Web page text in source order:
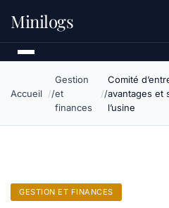
Minilogs
Accueil
Gestion
et
finances
Comité
avantages et
l’usine
GESTION ET FINANCES